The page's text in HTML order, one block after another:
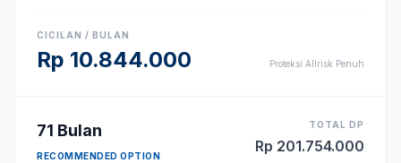
CICILAN / BULAN
Rp 10.844.000 Proteksi Allrisk Penuh
71 Bulan
RECOMMENDED OPTION
TOTAL DP
Rp 201.754.000